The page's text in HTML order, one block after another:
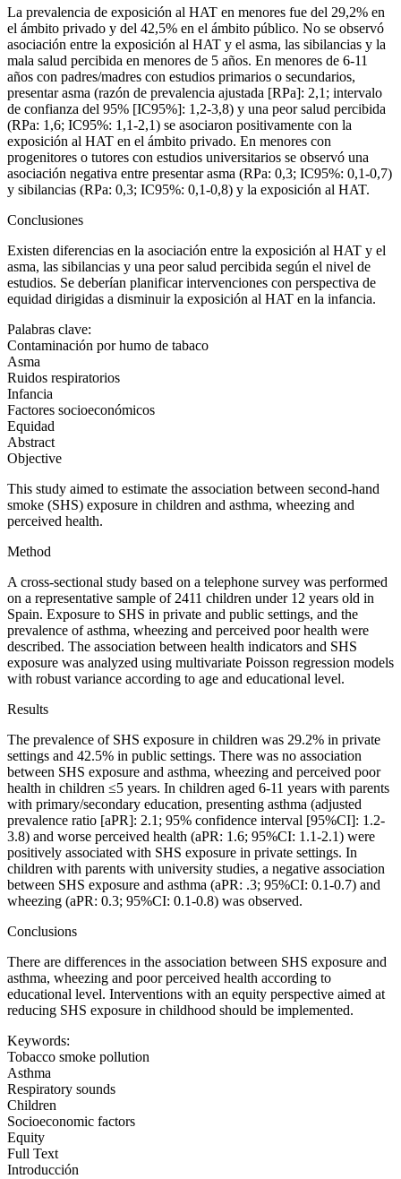
La prevalencia de exposición al HAT en menores fue del 29,2% en
el ámbito privado y del 42,5% en el ámbito público. No se observó
asociación entre la exposición al HAT y el asma, las sibilancias y la
mala salud percibida en menores de 5 años. En menores de 6-11
años con padres/madres con estudios primarios o secundarios,
presentar asma (razón de prevalencia ajustada [RPa]: 2,1; intervalo
de confianza del 95% [IC95%]: 1,2-3,8) y una peor salud percibida
(RPa: 1,6; IC95%: 1,1-2,1) se asociaron positivamente con la
exposición al HAT en el ámbito privado. En menores con
progenitores o tutores con estudios universitarios se observó una
asociación negativa entre presentar asma (RPa: 0,3; IC95%: 0,1-0,7)
y sibilancias (RPa: 0,3; IC95%: 0,1-0,8) y la exposición al HAT.
Conclusiones
Existen diferencias en la asociación entre la exposición al HAT y el
asma, las sibilancias y una peor salud percibida según el nivel de
estudios. Se deberían planificar intervenciones con perspectiva de
equidad dirigidas a disminuir la exposición al HAT en la infancia.
Palabras clave:
Contaminación por humo de tabaco
Asma
Ruidos respiratorios
Infancia
Factores socioeconómicos
Equidad
Abstract
Objective
This study aimed to estimate the association between second-hand
smoke (SHS) exposure in children and asthma, wheezing and
perceived health.
Method
A cross-sectional study based on a telephone survey was performed
on a representative sample of 2411 children under 12 years old in
Spain. Exposure to SHS in private and public settings, and the
prevalence of asthma, wheezing and perceived poor health were
described. The association between health indicators and SHS
exposure was analyzed using multivariate Poisson regression models
with robust variance according to age and educational level.
Results
The prevalence of SHS exposure in children was 29.2% in private
settings and 42.5% in public settings. There was no association
between SHS exposure and asthma, wheezing and perceived poor
health in children ≤5 years. In children aged 6-11 years with parents
with primary/secondary education, presenting asthma (adjusted
prevalence ratio [aPR]: 2.1; 95% confidence interval [95%CI]: 1.2-
3.8) and worse perceived health (aPR: 1.6; 95%CI: 1.1-2.1) were
positively associated with SHS exposure in private settings. In
children with parents with university studies, a negative association
between SHS exposure and asthma (aPR: .3; 95%CI: 0.1-0.7) and
wheezing (aPR: 0.3; 95%CI: 0.1-0.8) was observed.
Conclusions
There are differences in the association between SHS exposure and
asthma, wheezing and poor perceived health according to
educational level. Interventions with an equity perspective aimed at
reducing SHS exposure in childhood should be implemented.
Keywords:
Tobacco smoke pollution
Asthma
Respiratory sounds
Children
Socioeconomic factors
Equity
Full Text
Introducción